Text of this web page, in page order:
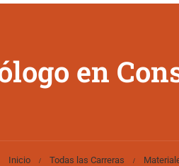
en
Inicio Todas las Carreras